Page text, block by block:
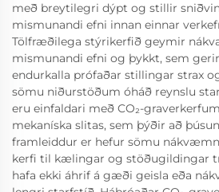
með breytilegri dýpt og stillir
mismunandi efni innan einnar
Tölfræðilega stýrikerfið geymir
mismunandi efni og þykkt, sem
endurkalla prófaðar stillingar strax
sömu niðurstöðum óháð reynslu
eru einfaldari með CO₂-
mekaníska slitas, sem þýðir að
framleiddur er hefur sömu
kerfi til kælingar og stöðugildingar
hafa ekki áhrif á gæði geisla eða